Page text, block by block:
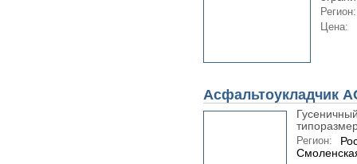
Регион:
Цена:
Асфальтоукладчик
Регион: